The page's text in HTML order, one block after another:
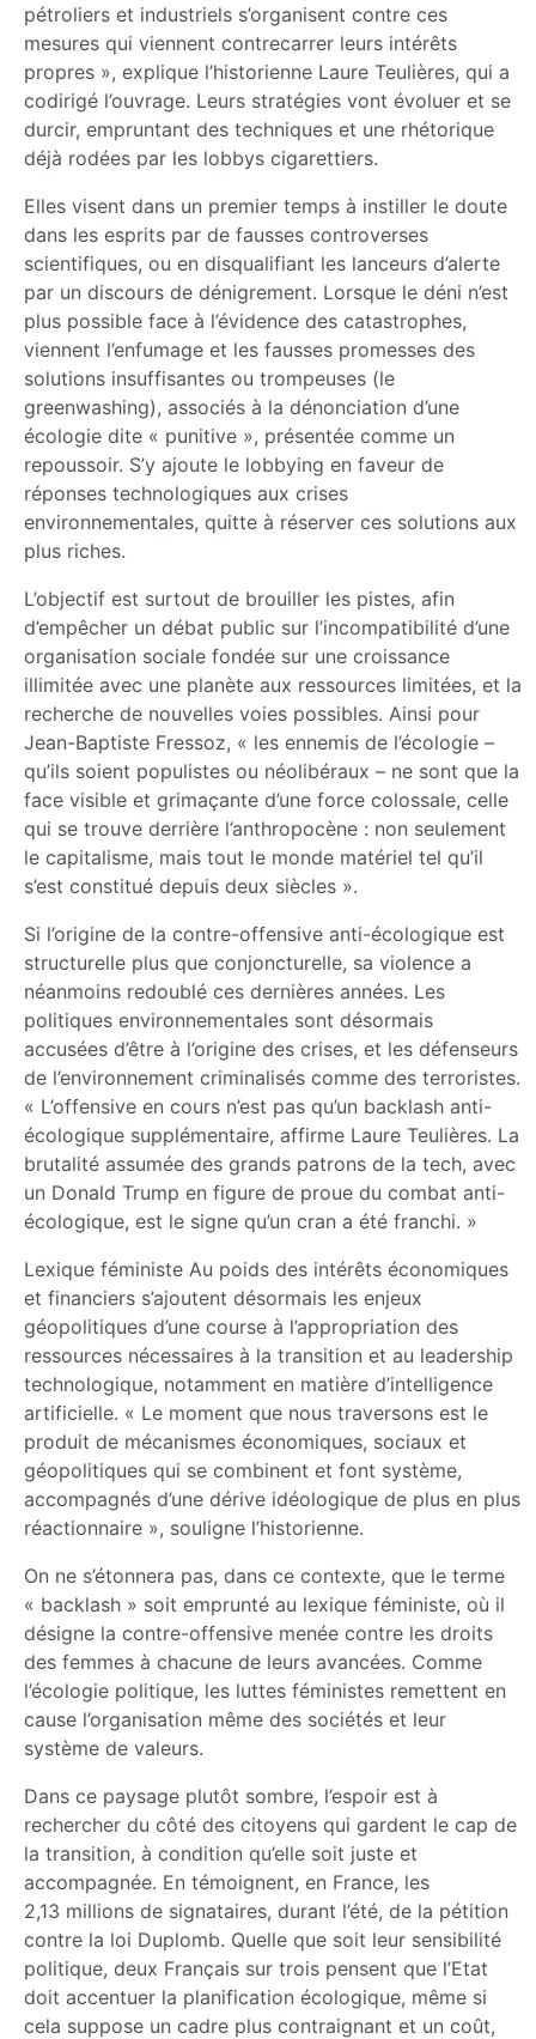
pétroliers et industriels s’organisent contre ces
mesures qui viennent contrecarrer leurs intérêts
propres », explique l’historienne Laure Teulières, qui a
codirigé l’ouvrage. Leurs stratégies vont évoluer et se
durcir, empruntant des techniques et une rhétorique
déjà rodées par les lobbys cigarettiers.
Elles visent dans un premier temps à instiller le doute
dans les esprits par de fausses controverses
scientifiques, ou en disqualifiant les lanceurs d’alerte
par un discours de dénigrement. Lorsque le déni n’est
plus possible face à l’évidence des catastrophes,
viennent l’enfumage et les fausses promesses des
solutions insuffisantes ou trompeuses (le
greenwashing), associés à la dénonciation d’une
écologie dite « punitive », présentée comme un
repoussoir. S’y ajoute le lobbying en faveur de
réponses technologiques aux crises
environnementales, quitte à réserver ces solutions aux
plus riches.
L’objectif est surtout de brouiller les pistes, afin
d’empêcher un débat public sur l’incompatibilité d’une
organisation sociale fondée sur une croissance
illimitée avec une planète aux ressources limitées, et la
recherche de nouvelles voies possibles. Ainsi pour
Jean-Baptiste Fressoz, « les ennemis de l’écologie –
qu’ils soient populistes ou néolibéraux – ne sont que la
face visible et grimaçante d’une force colossale, celle
qui se trouve derrière l’anthropocène : non seulement
le capitalisme, mais tout le monde matériel tel qu’il
s’est constitué depuis deux siècles ».
Si l’origine de la contre-offensive anti-écologique est
structurelle plus que conjoncturelle, sa violence a
néanmoins redoublé ces dernières années. Les
politiques environnementales sont désormais
accusées d’être à l’origine des crises, et les défenseurs
de l’environnement criminalisés comme des terroristes.
« L’offensive en cours n’est pas qu’un backlash anti-
écologique supplémentaire, affirme Laure Teulières. La
brutalité assumée des grands patrons de la tech, avec
un Donald Trump en figure de proue du combat anti-
écologique, est le signe qu’un cran a été franchi. »
Lexique féministe Au poids des intérêts économiques
et financiers s’ajoutent désormais les enjeux
géopolitiques d’une course à l’appropriation des
ressources nécessaires à la transition et au leadership
technologique, notamment en matière d’intelligence
artificielle. « Le moment que nous traversons est le
produit de mécanismes économiques, sociaux et
géopolitiques qui se combinent et font système,
accompagnés d’une dérive idéologique de plus en plus
réactionnaire », souligne l’historienne.
On ne s’étonnera pas, dans ce contexte, que le terme
« backlash » soit emprunté au lexique féministe, où il
désigne la contre-offensive menée contre les droits
des femmes à chacune de leurs avancées. Comme
l’écologie politique, les luttes féministes remettent en
cause l’organisation même des sociétés et leur
système de valeurs.
Dans ce paysage plutôt sombre, l’espoir est à
rechercher du côté des citoyens qui gardent le cap de
la transition, à condition qu’elle soit juste et
accompagnée. En témoignent, en France, les
2,13 millions de signataires, durant l’été, de la pétition
contre la loi Duplomb. Quelle que soit leur sensibilité
politique, deux Français sur trois pensent que l’Etat
doit accentuer la planification écologique, même si
cela suppose un cadre plus contraignant et un coût,